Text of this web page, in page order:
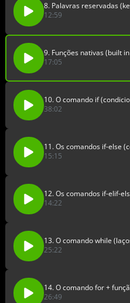
8. Palavras reservadas
12:59
9. Funções nativas (built
17:05
10. O comando if
38:02
11. Os comandos if-else
15:15
12. Os comandos if-elif-
14:22
13. O comando while
25:22
14. O comando for +
26:49